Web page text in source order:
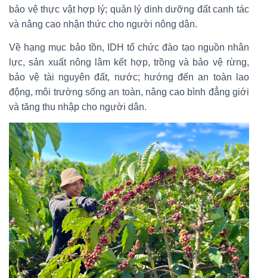
bảo vệ thực vật hợp lý; quản lý dinh dưỡng đất canh tác
và nâng cao nhận thức cho người nông dân.
Về hạng mục bảo tồn, IDH tổ chức đào tạo nguồn nhân
lực, sản xuất nông lâm kết hợp, trồng và bảo vệ rừng,
bảo vệ tài nguyên đất, nước; hướng đến an toàn lao
động, môi trường sống an toàn, nâng cao bình đẳng giới
và tăng thu nhập cho người dân.